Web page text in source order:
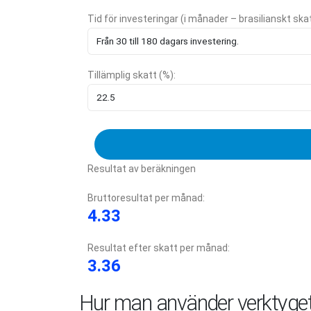
Tid för investeringar (i månader – brasilianskt
Tillämplig skatt (%):
Resultat av beräkningen
Bruttoresultat per månad:
4.33
Resultat efter skatt per månad:
3.36
Hur man använder